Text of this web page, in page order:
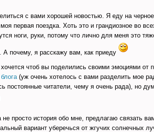
с вами хорошей новостью. Я еду на
первая поездка. Хоть это и грандиозное во
ноги, руки, потому что лично для меня это
А почему, я расскажу вам, как приеду
чтоб вы поделились своими эмоциями от
(уж очень хотелось с вами разделить мое
постоянные читатели, чему я очень рада), но
просто история обо мне, предлагаю связать
вариант уберечься от жгучих солнечных